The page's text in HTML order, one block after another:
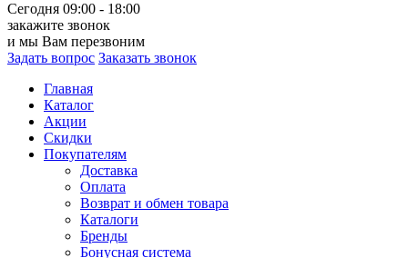
Сегодня 09:00 - 18:00
закажите звонок
и мы Вам перезвоним
Задать вопрос Заказать звонок
Главная
Каталог
Акции
Скидки
Покупателям
Доставка
Оплата
Возврат и обмен товара
Каталоги
Бренды
Бонусная система